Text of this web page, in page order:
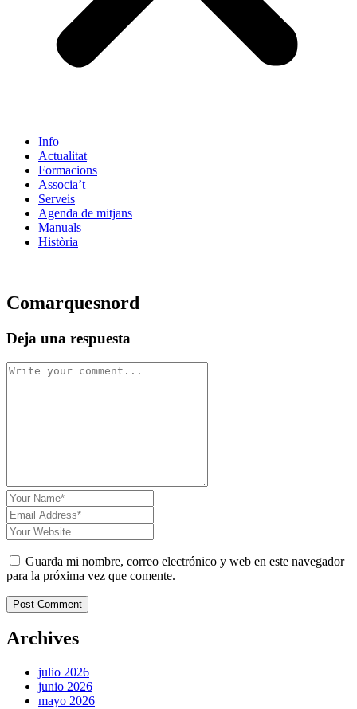
Info
Actualitat
Formacions
Associa’t
Serveis
Agenda de mitjans
Manuals
Història
Comarquesnord
Deja una respuesta
Guarda mi nombre, correo electrónico y web en este navegador
para la próxima vez que comente.
Post Comment
Archives
julio 2026
junio 2026
mayo 2026